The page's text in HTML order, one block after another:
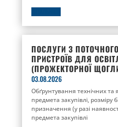
ПОСЛУГИ З
ПРИСТРОЇВ ДЛЯ
(ПРОЖЕКТОРНОЇ
03.08.2026
Обґрунтування технічних та
предмета закупівлі, розміру
призначення (у разі
предмета закупівлі